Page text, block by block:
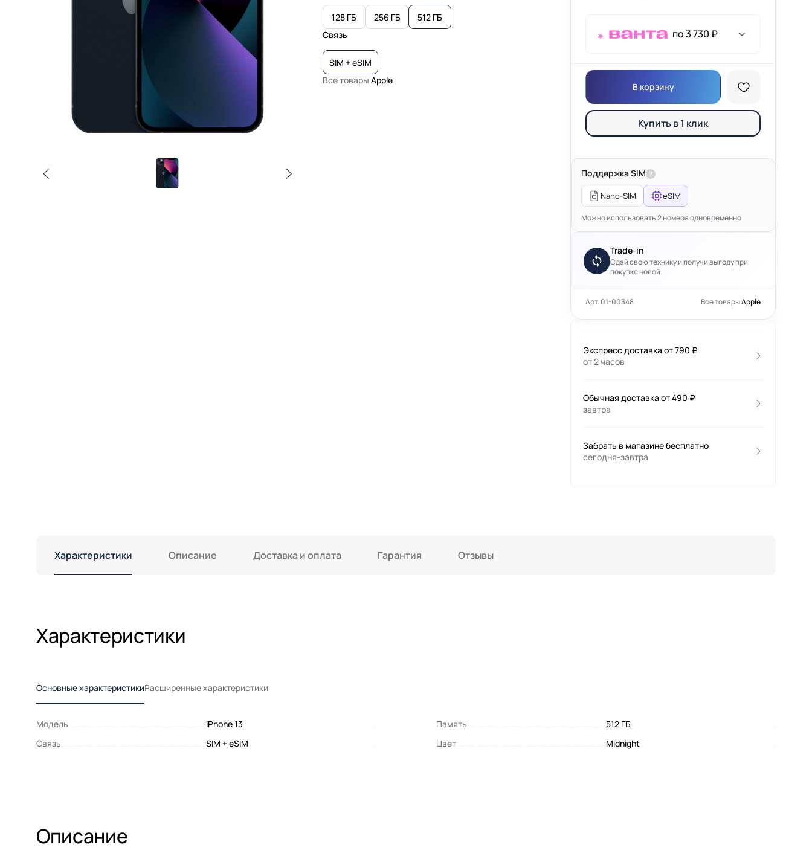
128 ГБ 256 ГБ
512 ГБ
Связь
SIM + eSIM
Все товары Apple
по 3 730 ₽
В корзину
Купить в 1 клик
Поддержка SIM ?
Nano-SIM eSIM
Можно использовать 2 номера одновременно
Trade-in
Сдай свою технику и получи выгоду при
покупке новой
Арт. 01-00348 Все товарыApple
Экспресс доставка от 790 ₽
от 2 часов
Обычная доставка от 490 ₽
завтра
Забрать в магазине бесплатно
сегодня-завтра
Характеристики Описание Доставка и оплата Гарантия Отзывы
Характеристики
Основные характеристикиРасширенные характеристики
Модель iPhone 13 Память
512 ГБ
Связь
SIM + eSIM Цвет Midnight
Описание